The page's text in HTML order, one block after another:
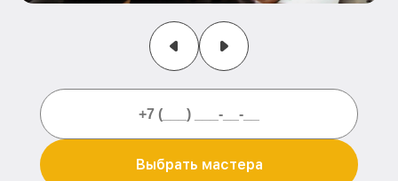
Выбрать мастера